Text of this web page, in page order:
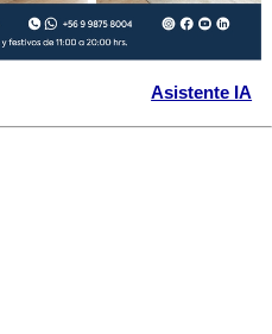
Asistente IA